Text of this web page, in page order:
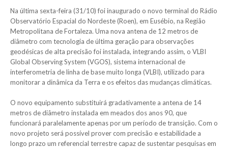
Na última sexta-feira (31/10) foi inaugurado o novo terminal do Rádio
Observatório Espacial do Nordeste (Roen), em Eusébio, na Região
Metropolitana de Fortaleza. Uma nova antena de 12 metros de
diâmetro com tecnologia de última geração para observações
geodésicas de alta precisão foi instalada, integrando assim, o VLBI
Global Observing System (VGOS), sistema internacional de
interferometria de linha de base muito longa (VLBI), utilizado para
monitorar a dinâmica da Terra e os efeitos das mudanças climáticas.
O novo equipamento substituirá gradativamente a antena de 14
metros de diâmetro instalada em meados dos anos 90, que
funcionará paralelamente apenas por um período de transição. Com o
novo projeto será possível prover com precisão e estabilidade a
longo prazo um referencial terrestre capaz de sustentar pesquisas em